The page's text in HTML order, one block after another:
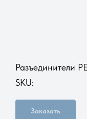
Разъединители
SKU:
Заказать